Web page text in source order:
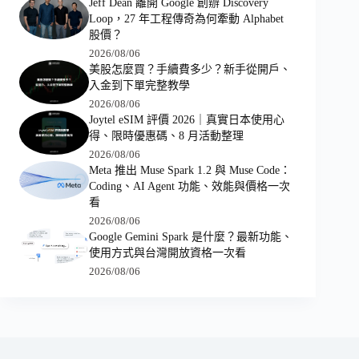
Jeff Dean 離開 Google 創辦 Discovery
Loop，27 年工程傳奇為何牽動 Alphabet
股價？
2026/08/06
美股怎麼買？手續費多少？新手從開戶、
入金到下單完整教學
2026/08/06
Joytel eSIM 評價 2026｜真實日本使用心
得、限時優惠碼、8 月活動整理
2026/08/06
Meta 推出 Muse Spark 1.2 與 Muse Code：
Coding、AI Agent 功能、效能與價格一次
看
2026/08/06
Google Gemini Spark 是什麼？最新功能、
使用方式與台灣開放資格一次看
2026/08/06